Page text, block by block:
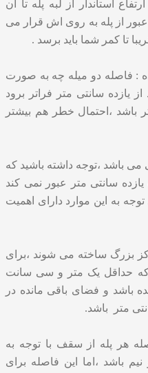
استاندار از لبه پله تا آن
از پله به روی اش قرار می
تا کمر شما باید برسد .
: فاصله دو میله چه به صورت
یازده سانتی متر فراتر برود
باشد ،احتمال خطر هم بیشتر
می باشد ،توجه داشته باشید که
یازده سانتی متر عبور نمی کند
به این موارد دارای اهمیت
بزرگ ساخته می شوند ،برای
که حداقل یک متر و سی سانت
باشد و فضای باقی مانده در
متر باشد.
هر پله از سقف با توجه به
باشد ،اما این فاصله برای